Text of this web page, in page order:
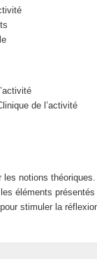
de l’activité
notions théoriques.
éléments présentés
stimuler la